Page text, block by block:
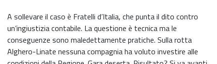
A sollevare il caso è Fratelli d’Italia, che punta il dito contro
un’ingiustizia contabile. La questione è tecnica ma le
conseguenze sono maledettamente pratiche. Sulla rotta
Alghero-Linate nessuna compagnia ha voluto investire alle